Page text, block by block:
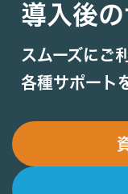
導入後
スムーズにご
各種サポート